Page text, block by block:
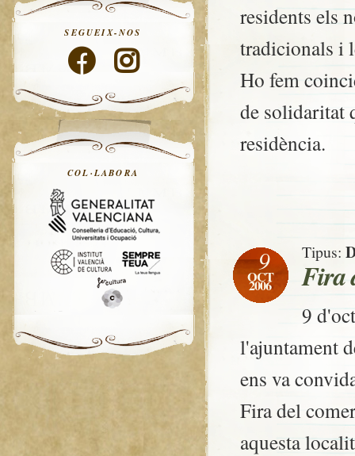
SEGUEIX-NOS
COL·LABORA
residents els
tradicionals i
Ho fem
de solidaritat
residència.
9
OCT
2006
Tipus:
Fira
9
l'ajuntament
ens va
Fira del
aquesta